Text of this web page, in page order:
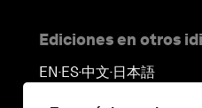
Ediciones en otros
EN ▪ ES▪中文▪ 日本語